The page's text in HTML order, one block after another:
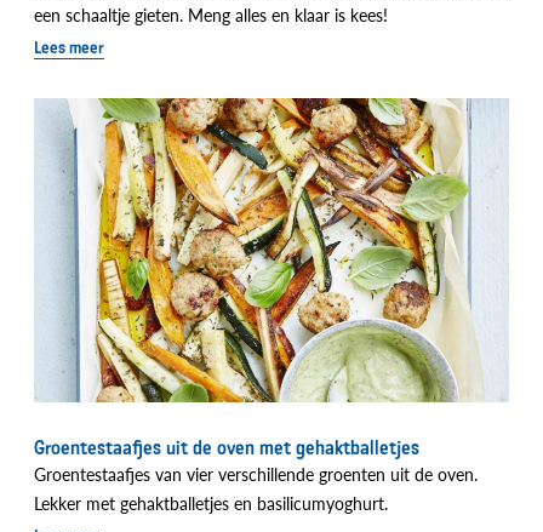
een schaaltje gieten. Meng alles en klaar is kees!
Lees meer
Groentestaafjes uit de oven met gehaktballetjes
Groentestaafjes van vier verschillende groenten uit de oven.
Lekker met gehaktballetjes en basilicumyoghurt.